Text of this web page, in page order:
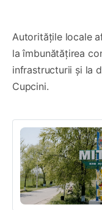
Autoritățile locale
la îmbunătățirea
infrastructurii și la
Cupcini.